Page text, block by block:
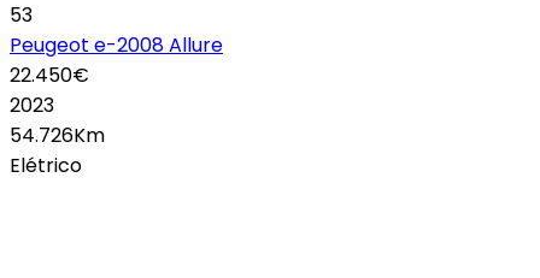
53
Peugeot e-2008 Allure
22.450€
2023
54.726Km
Elétrico